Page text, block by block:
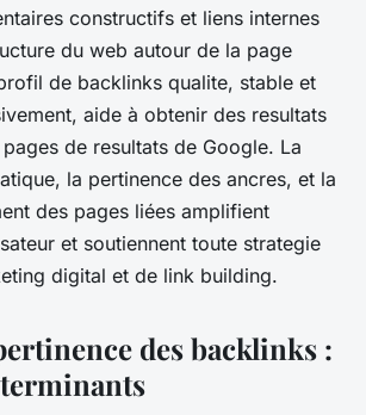
constructifs et liens internes
du web autour de la page
de backlinks qualite, stable et
aide à obtenir des resultats
de resultats de Google. La
la pertinence des ancres, et la
des pages liées amplifient
et soutiennent toute strategie
digital et de link building.
des backlinks :